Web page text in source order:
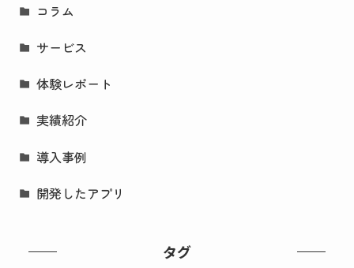
コラム
サービス
体験レポート
実績紹介
導入事例
開発したアプリ
タグ